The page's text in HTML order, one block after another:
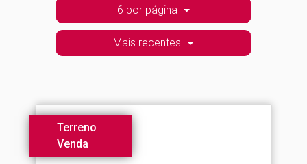
6 por página
Mais recentes
Terreno
Venda